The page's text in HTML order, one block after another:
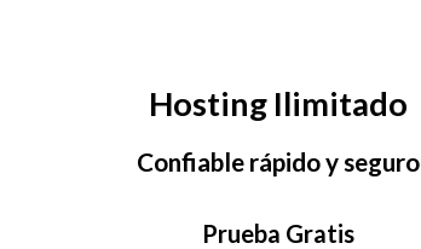
Hosting Ilimitado
Confiable rápido y seguro
Prueba Gratis